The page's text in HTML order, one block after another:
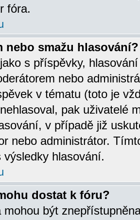
fóra.
nebo smažu hlasování?
s příspěvky,
nebo
v tématu (toto je
pak uživatelé
v případě již
nebo administrátor.
výsledky hlasování.
dostat k fóru?
mohou být